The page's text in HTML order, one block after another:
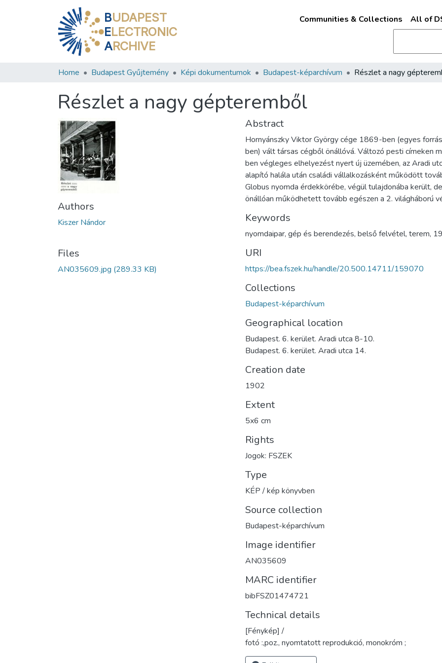
BUDAPEST
ELECTRONIC
ARCHIVE
Communities & Collections All of
Home Budapest Gyűjtemény Képi dokumentumok Budapest-képarchívum Részlet a nagy
Részlet a nagy gépteremből
Authors
Kiszer Nándor
Files
AN035609.jpg (289.33 KB)
Abstract
Hornyánszky Viktor György cége 1869-ben (egyes
ben) vált társas cégből önállóvá. Változó pesti címeken
ben végleges elhelyezést nyert új üzemében, az Aradi
alapító halála után családi vállalkozásként működött
Globus nyomda érdekkörébe, végül tulajdonába került,
önállóan működhetett tovább egészen a 2. világháború
Keywords
nyomdaipar, gép és berendezés, belső felvétel, terem,
URI
https://bea.fszek.hu/handle/20.500.14711/159070
Collections
Budapest-képarchívum
Geographical location
Budapest. 6. kerület. Aradi utca 8-10.
Budapest. 6. kerület. Aradi utca 14.
Creation date
1902
Extent
5x6 cm
Rights
Jogok: FSZEK
Type
KÉP / kép könyvben
Source collection
Budapest-képarchívum
Image identifier
AN035609
MARC identifier
bibFSZ01474721
Technical details
[Fénykép] /
fotó :,poz., nyomtatott reprodukció, monokróm ;